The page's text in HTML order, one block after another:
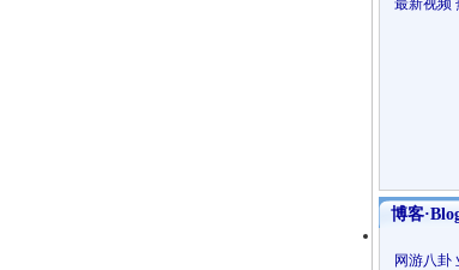
最新视频
博客
网游八卦